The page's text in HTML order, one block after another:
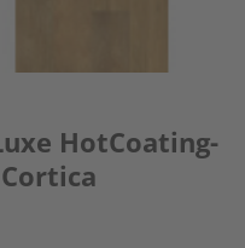
HotCoating-